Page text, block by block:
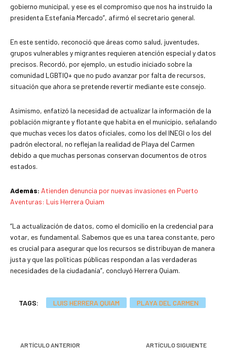
gobierno municipal, y ese es el compromiso que nos ha instruido la
presidenta Estefanía Mercado”, afirmó el secretario general.
En este sentido, reconoció que áreas como salud, juventudes,
grupos vulnerables y migrantes requieren atención especial y datos
precisos. Recordó, por ejemplo, un estudio iniciado sobre la
comunidad LGBTIQ+ que no pudo avanzar por falta de recursos,
situación que ahora se pretende revertir mediante este consejo.
Asimismo, enfatizó la necesidad de actualizar la información de la
población migrante y flotante que habita en el municipio, señalando
que muchas veces los datos oficiales, como los del INEGI o los del
padrón electoral, no reflejan la realidad de Playa del Carmen
debido a que muchas personas conservan documentos de otros
estados.
Además: Atienden denuncia por nuevas invasiones en Puerto
Aventuras: Luis Herrera Quiam
“La actualización de datos, como el domicilio en la credencial para
votar, es fundamental. Sabemos que es una tarea constante, pero
es crucial para asegurar que los recursos se distribuyan de manera
justa y que las políticas públicas respondan a las verdaderas
necesidades de la ciudadanía”, concluyó Herrera Quiam.
TAGS: LUIS HERRERA QUIAM PLAYA DEL CARMEN
ARTÍCULO ANTERIOR ARTÍCULO SIGUIENTE